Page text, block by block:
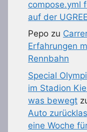
compose.yml
auf der
Pepo zu
Erfahrungen
Rennbahn
Special
im Stadion
was bewegt
Auto
eine Woche